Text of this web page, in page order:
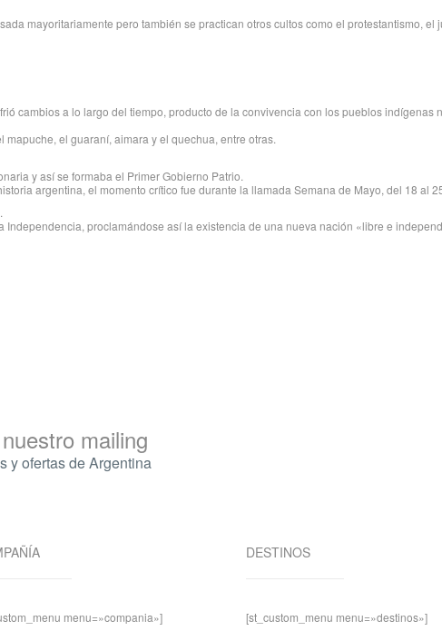
mayoritariamente pero también se practican otros cultos como el protestantismo,
cambios a lo largo del tiempo, producto de la convivencia con los pueblos
el guaraní, aimara y el quechua, entre otras.
y así se formaba el Primer Gobierno Patrio.
argentina, el momento crítico fue durante la llamada Semana de Mayo, del 18 al
Independencia, proclamándose así la existencia de una nueva nación «libre e
mailing
y ofertas de Argentina
menu=»compania»]
DESTINOS
[st_custom_menu menu=»destinos»]